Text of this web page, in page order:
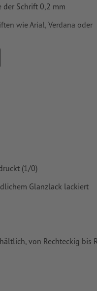
der Schrift 0,2 mm
wie Arial, Verdana oder
mm
(1/0)
Glanzlack lackiert
von Rechteckig bis